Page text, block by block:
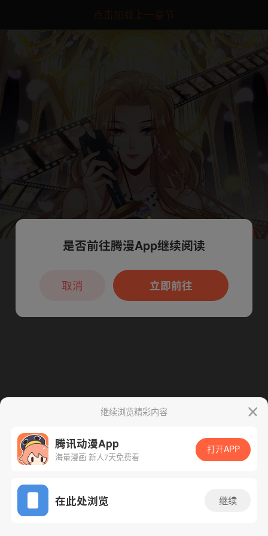
点击加载上一章节
App免费看
腾漫App免费看
继续浏览精彩内容
腾讯动漫App
海量漫画 新人7天免费看
打开APP
在此处浏览 继续
本章节仅支持App阅读，可打开App新用
户7天免费看
是否前往腾漫App继续阅读
立即前往
取消